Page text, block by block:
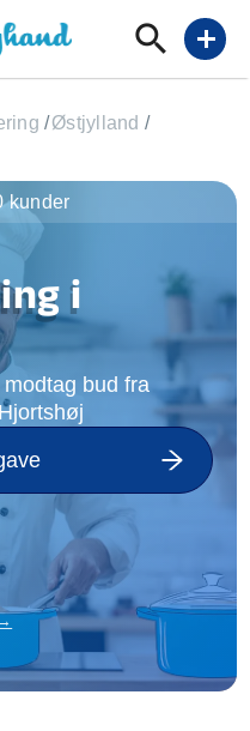
add
/Østjylland /
i
bud fra
kunder